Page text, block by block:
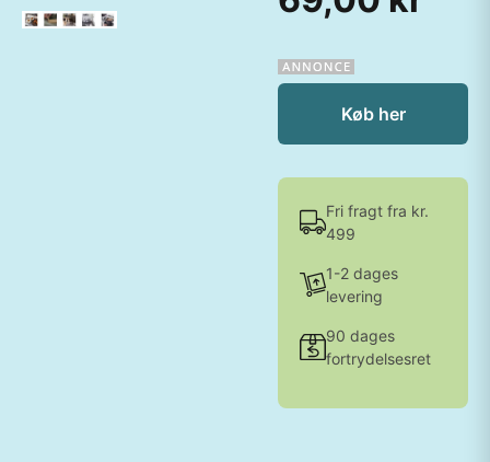
Køb her
Fri fragt fra kr.
499
1-2 dages
levering
90 dages
fortrydelsesret